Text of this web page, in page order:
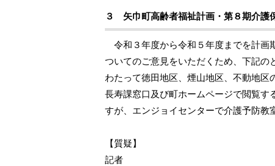
３ 矢巾町高齢者福祉計画・第８期介護
令和３年度から令和５年度までを計画
ついてのご意見をいただくため、下記の
わたって徳田地区、煙山地区、不動地区
長寿課窓口及び町ホームページで閲覧す
すが、エンジョイセンターで介護予防教
【質疑】
記者